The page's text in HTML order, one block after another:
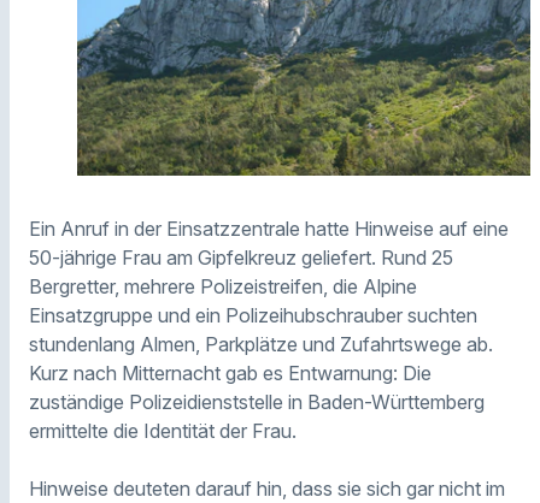
Ein Anruf in der Einsatzzentrale hatte Hinweise auf eine
50-jährige Frau am Gipfelkreuz geliefert. Rund 25
Bergretter, mehrere Polizeistreifen, die Alpine
Einsatzgruppe und ein Polizeihubschrauber suchten
stundenlang Almen, Parkplätze und Zufahrtswege ab.
Kurz nach Mitternacht gab es Entwarnung: Die
zuständige Polizeidienststelle in Baden-Württemberg
ermittelte die Identität der Frau.
Hinweise deuteten darauf hin, dass sie sich gar nicht im